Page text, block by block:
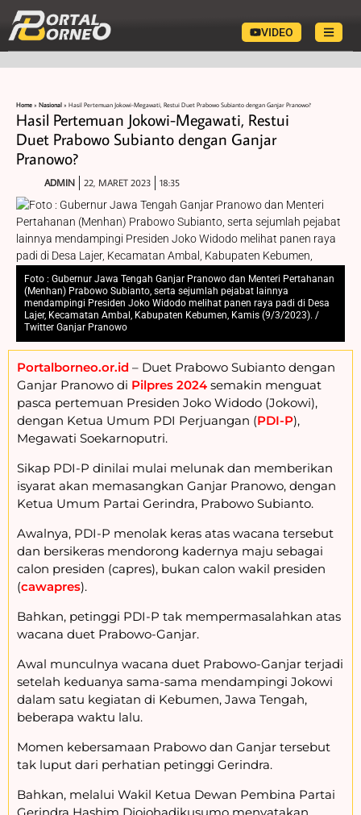
VIDEO
Home » Nasional » Hasil Pertemuan Jokowi-Megawati, Restui Duet Prabowo Subianto dengan Ganjar Pranowo?
Hasil Pertemuan Jokowi-Megawati, Restui
Duet Prabowo Subianto dengan Ganjar
Pranowo?
ADMIN 22, MARET 2023 18:35
Foto : Gubernur Jawa Tengah Ganjar Pranowo dan Menteri Pertahanan
(Menhan) Prabowo Subianto, serta sejumlah pejabat lainnya
mendampingi Presiden Joko Widodo melihat panen raya padi di Desa
Lajer, Kecamatan Ambal, Kabupaten Kebumen, Kamis (9/3/2023). /
Twitter Ganjar Pranowo
Portalborneo.or.id – Duet Prabowo Subianto dengan
Ganjar Pranowo di Pilpres 2024 semakin menguat
pasca pertemuan Presiden Joko Widodo (Jokowi),
dengan Ketua Umum PDI Perjuangan (PDI-P),
Megawati Soekarnoputri.
Sikap PDI-P dinilai mulai melunak dan memberikan
isyarat akan memasangkan Ganjar Pranowo, dengan
Ketua Umum Partai Gerindra, Prabowo Subianto.
Awalnya, PDI-P menolak keras atas wacana tersebut
dan bersikeras mendorong kadernya maju sebagai
calon presiden (capres), bukan calon wakil presiden
(cawapres).
Bahkan, petinggi PDI-P tak mempermasalahkan atas
wacana duet Prabowo-Ganjar.
Awal munculnya wacana duet Prabowo-Ganjar terjadi
setelah keduanya sama-sama mendampingi Jokowi
dalam satu kegiatan di Kebumen, Jawa Tengah,
beberapa waktu lalu.
Momen kebersamaan Prabowo dan Ganjar tersebut
tak luput dari perhatian petinggi Gerindra.
Bahkan, melalui Wakil Ketua Dewan Pembina Partai
Gerindra Hashim Djojohadikusumo menyatakan,